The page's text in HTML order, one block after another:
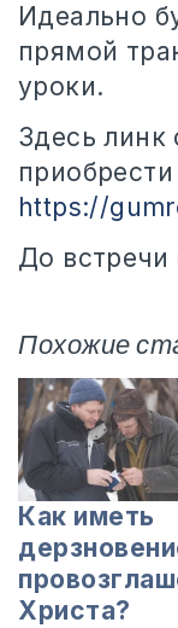
Идеально
прямой
уроки.
Здесь
приобрести
https://
До
Похожие
Как иметь
Христа?